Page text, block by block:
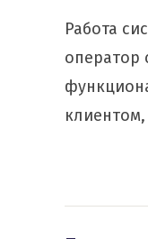
Работа
оператор